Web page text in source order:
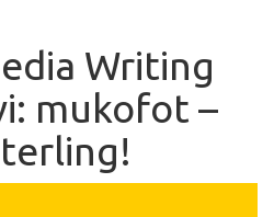
Writing
mukofot –